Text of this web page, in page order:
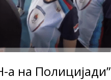
на Полицијади”